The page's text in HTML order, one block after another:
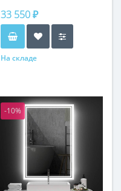
33 550 ₽
На складе
-10%